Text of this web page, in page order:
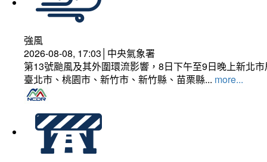
強風
2026-08-08, 17:03│中央氣象署
第13號颱風及其外圍環流影響，8日下午至9日晚上新北
臺北市、桃園市、新竹市、新竹縣、苗栗縣... more...